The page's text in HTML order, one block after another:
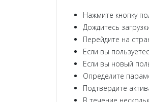
Нажмите кнопку
Дождитесь
Перейдите на
Если вы
Если вы новый
Определите
Подтвердите